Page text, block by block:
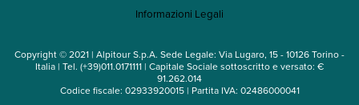
Informazioni Legali
Copyright © 2021 | Alpitour S.p.A. Sede Legale: Via Lugaro, 15 - 10126 Torino -
Italia | Tel. (+39)011.0171111 | Capitale Sociale sottoscritto e versato: €
91.262.014
Codice fiscale: 02933920015 | Partita IVA: 02486000041